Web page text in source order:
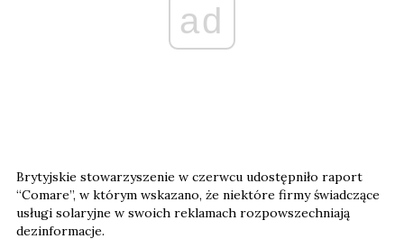
ad
Brytyjskie stowarzyszenie w czerwcu udostępniło raport
“Comare”, w którym wskazano, że niektóre firmy świadczące
usługi solaryjne w swoich reklamach rozpowszechniają
dezinformacje.